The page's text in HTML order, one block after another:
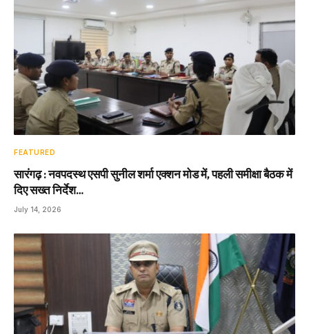
FEATURED
सारंगढ़ : नवपदस्थ एसपी सुनील शर्मा एक्शन मोड में, पहली समीक्षा बैठक में
दिए सख्त निर्देश…
July 14, 2026